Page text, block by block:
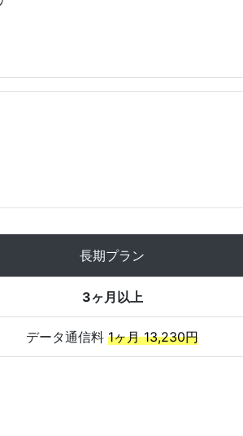
長期プラン
3ヶ月以上
データ通信料 1ヶ月 13,230円